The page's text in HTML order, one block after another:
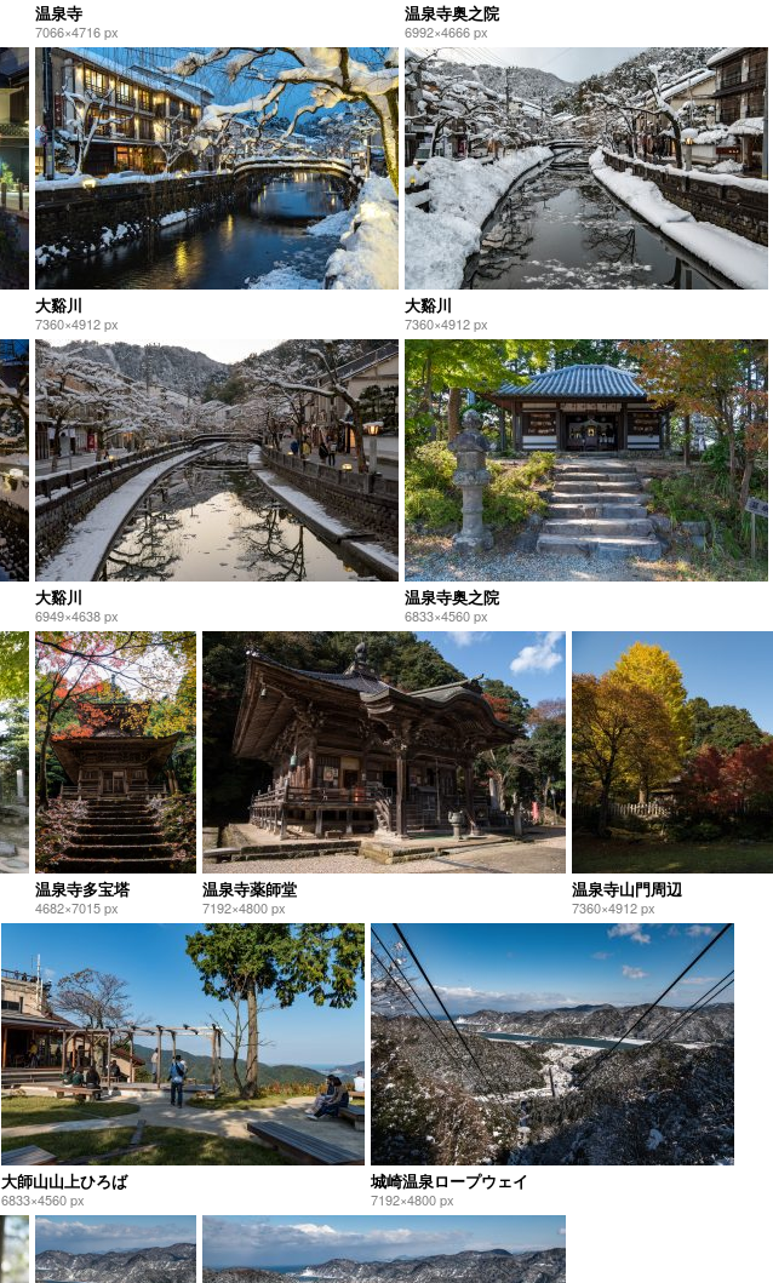
温泉寺
7066×4716 px
温泉寺奥之院
6992×4666 px
大谿川
7360×4912 px
大谿川
7360×4912 px
大谿川
6949×4638 px
温泉寺奥之院
6833×4560 px
温泉寺多宝塔
4682×7015 px
温泉寺薬師堂
7192×4800 px
温泉寺山門周辺
7360×4912 px
大師山山上ひろば
6833×4560 px
城崎温泉ロープウェイ
7192×4800 px